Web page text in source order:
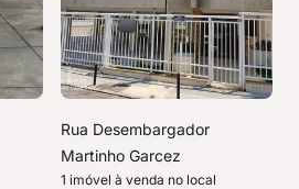
Rua Desembargador
Martinho Garcez
1 imóvel à venda no local